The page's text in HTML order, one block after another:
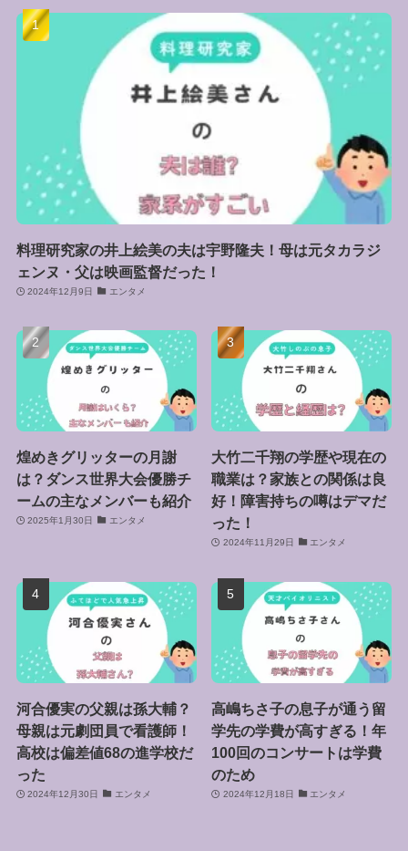
料理研究家の井上絵美の夫は宇野隆夫！母は元タカラジ
ェンヌ・父は映画監督だった！
2024年12月9日 エンタメ
煌めきグリッターの月謝
は？ダンス世界大会優勝チ
ームの主なメンバーも紹介
2025年1月30日 エンタメ
大竹二千翔の学歴や現在の
職業は？家族との関係は良
好！障害持ちの噂はデマだ
った！
2024年11月29日 エンタメ
河合優実の父親は孫大輔？
母親は元劇団員で看護師！
高校は偏差値68の進学校だ
った
2024年12月30日 エンタメ
高嶋ちさ子の息子が通う留
学先の学費が高すぎる！年
100回のコンサートは学費
のため
2024年12月18日 エンタメ